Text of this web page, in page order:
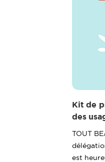
Kit de
des
TOUT
est